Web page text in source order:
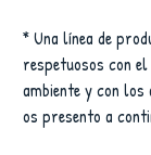
* Una línea de
respetuosos con
ambiente y con los
os presento a